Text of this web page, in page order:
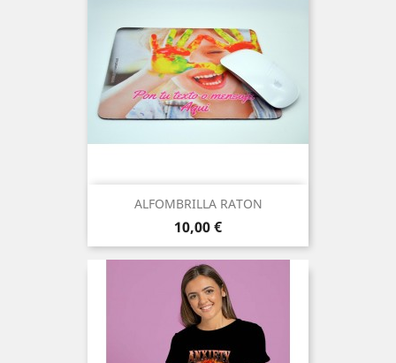
ALFOMBRILLA RATON
Precio
10,00 €